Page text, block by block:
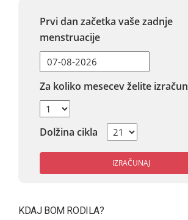
Prvi dan začetka vaše zadnje
menstruacije
Za koliko mesecev želite izračun
Dolžina cikla
IZRAČUNAJ
KDAJ BOM RODILA?